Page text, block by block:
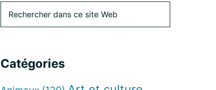
Barre
principale
dans
Catégories